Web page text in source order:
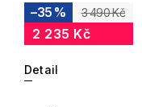
3 490 Kč
–35 %
2 235 Kč
Detail